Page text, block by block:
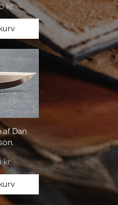
kr.
af Dan
kr.